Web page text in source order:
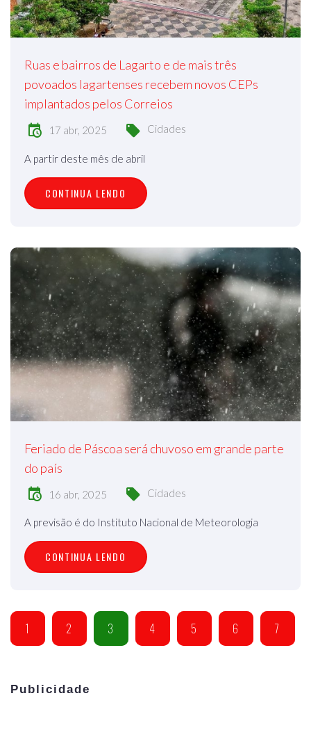
Ruas e bairros de Lagarto e de mais três
povoados lagartenses recebem novos CEPs
implantados pelos Correios
17 abr, 2025 Cidades
A partir deste mês de abril
CONTINUA LENDO
Feriado de Páscoa será chuvoso em grande parte
do país
16 abr, 2025 Cidades
A previsão é do Instituto Nacional de Meteorologia
CONTINUA LENDO
1 2 3 4 5 6 7
Publicidade